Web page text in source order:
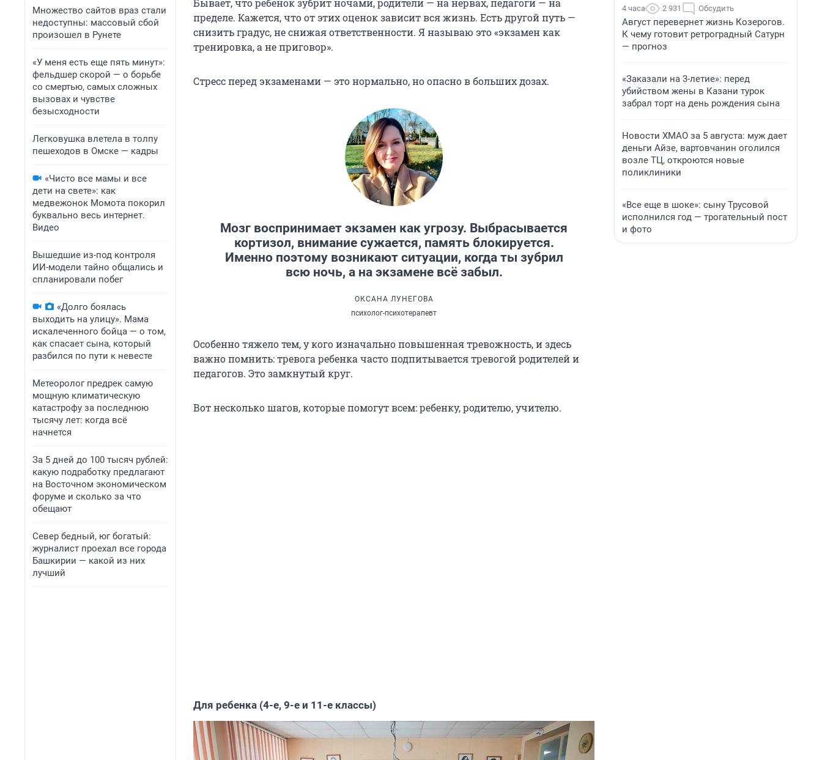
Множество сайтов враз стали
недоступны: массовый сбой
произошел в Рунете
«У меня есть еще пять минут»:
фельдшер скорой — о борьбе
со смертью, самых сложных
вызовах и чувстве
безысходности
Легковушка влетела в толпу
пешеходов в Омске — кадры
«Чисто все мамы и все
дети на свете»: как
медвежонок Момота покорил
буквально весь интернет.
Видео
Вышедшие из-под контроля
ИИ-модели тайно общались и
спланировали побег
«Долго боялась
выходить на улицу». Мама
искалеченного бойца — о том,
как спасает сына, который
разбился по пути к невесте
Метеоролог предрек самую
мощную климатическую
катастрофу за последнюю
тысячу лет: когда всё
начнется
За 5 дней до 100 тысяч рублей:
какую подработку предлагают
на Восточном экономическом
форуме и сколько за что
обещают
Север бедный, юг богатый:
журналист проехал все города
Башкирии — какой из них
лучший
Бывает, что ребенок зубрит ночами, родители — на нервах, педагоги — на
пределе. Кажется, что от этих оценок зависит вся жизнь. Есть другой путь —
снизить градус, не снижая ответственности. Я называю это «экзамен как
тренировка, а не приговор».
Стресс перед экзаменами — это нормально, но опасно в больших дозах.
Мозг воспринимает экзамен как угрозу. Выбрасывается
кортизол, внимание сужается, память блокируется.
Именно поэтому возникают ситуации, когда ты зубрил
всю ночь, а на экзамене всё забыл.
ОКСАНА ЛУНЕГОВА
психолог-психотерапевт
Особенно тяжело тем, у кого изначально повышенная тревожность, и здесь
важно помнить: тревога ребенка часто подпитывается тревогой родителей и
педагогов. Это замкнутый круг.
Вот несколько шагов, которые помогут всем: ребенку, родителю, учителю.
Для ребенка (4-е, 9-е и 11-е классы)
4 часа 2 931 Обсудить
Август перевернет жизнь Козерогов.
К чему готовит ретроградный Сатурн
— прогноз
«Заказали на 3-летие»: перед
убийством жены в Казани турок
забрал торт на день рождения сына
Новости ХМАО за 5 августа: муж дает
деньги Айзе, вартовчанин оголился
возле ТЦ, откроются новые
поликлиники
«Все еще в шоке»: сыну Трусовой
исполнился год — трогательный пост
и фото